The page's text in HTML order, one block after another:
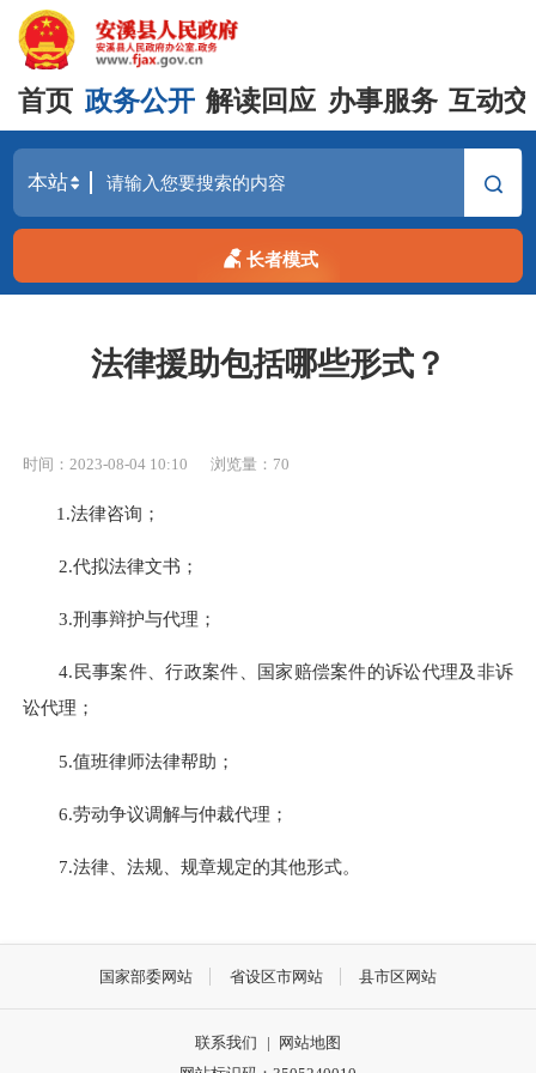
首页 政务公开 解读回应 办事服务 互动
长者模式
法律援助包括哪些形式？
时间：2023-08-04 10:10 浏览量： 70
1.法律咨询；
2.代拟法律文书；
3.刑事辩护与代理；
4.民事案件、行政案件、国家赔偿案件的诉讼代理及非诉
讼代理；
5.值班律师法律帮助；
6.劳动争议调解与仲裁代理；
7.法律、法规、规章规定的其他形式。
国家部委网站 省设区市网站 县市区网站
联系我们 |
网站地图